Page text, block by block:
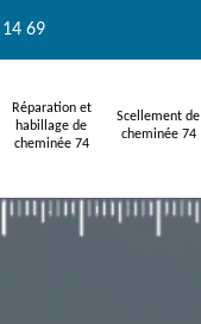
69
Réparation et
habillage de
cheminée 74
Scellement de
cheminée 74